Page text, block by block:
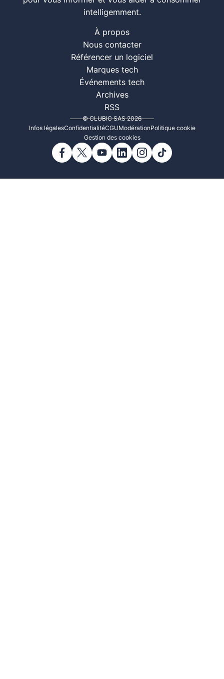
intelligemment.
À propos
Nous contacter
Référencer un logiciel
Marques tech
Événements tech
Archives
RSS
© CLUBIC SAS 2026
Infos légalesConfidentialitéCGUModérationPolitique cookie
Gestion des cookies